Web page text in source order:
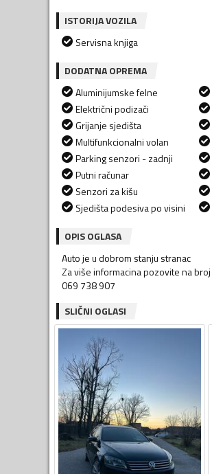
ISTORIJA VOZILA
Servisna knjiga
DODATNA OPREMA
Aluminijumske felne
Električni podizači
Grijanje sjedišta
Multifunkcionalni volan
Parking senzori - zadnji
Putni računar
Senzori za kišu
Sjedišta podesiva po visini
OPIS OGLASA
Auto je u dobrom stanju stranac
Za više informacina pozovite na broj
069 738 907
SLIČNI OGLASI